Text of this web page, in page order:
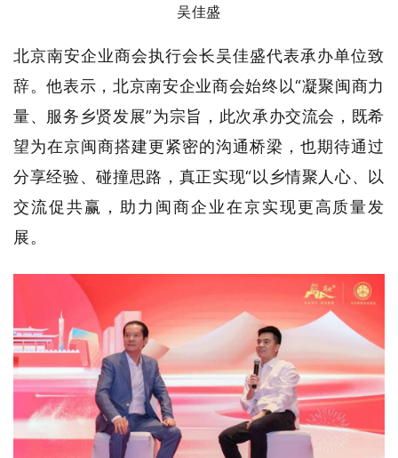
吴佳盛
北京南安企业商会执行会长吴佳盛代表承办单位致
辞。他表示，北京南安企业商会始终以“凝聚闽商力
量、服务乡贤发展”为宗旨，此次承办交流会，既希
望为在京闽商搭建更紧密的沟通桥梁，也期待通过
分享经验、碰撞思路，真正实现“以乡情聚人心、以
交流促共赢，助力闽商企业在京实现更高质量发
展。